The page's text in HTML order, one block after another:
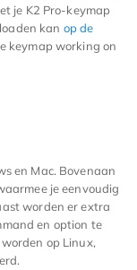
je K2 Pro-keymap
kan op de
keymap working on
en Mac. Bovenaan
je eenvoudig
worden er extra
en option te
op Linux,